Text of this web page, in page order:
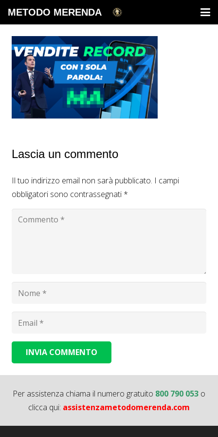
METODO MERENDA
Lascia un commento
Il tuo indirizzo email non sarà pubblicato. I campi
obbligatori sono contrassegnati *
INVIA COMMENTO
Per assistenza chiama il numero gratuito 800 790 053 o
clicca qui: assistenzametodomerenda.com